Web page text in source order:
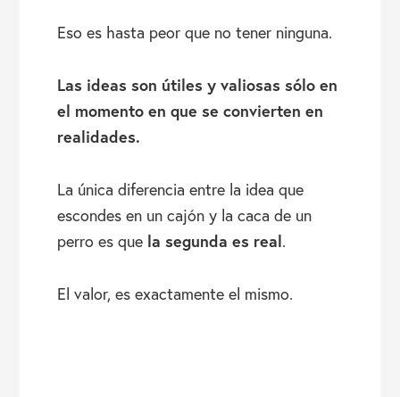
Eso es hasta peor que no tener ninguna.
Las ideas son útiles y valiosas sólo en
el momento en que se convierten en
realidades.
La única diferencia entre la idea que
escondes en un cajón y la caca de un
perro es que la segunda es real.
El valor, es exactamente el mismo.